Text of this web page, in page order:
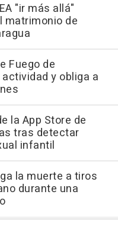
"ir más allá"
matrimonio de
Fuego de
y obliga a
la App Store de
tras detectar
infantil
la muerte a tiros
durante una